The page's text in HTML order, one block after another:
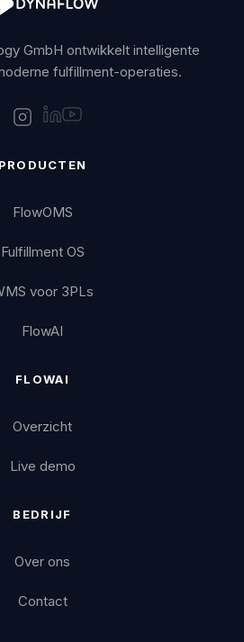
GmbH ontwikkelt intelligente
fulfillment-operaties.
PRODUCTEN
FlowOMS
Fulfillment OS
voor 3PLs
FlowAI
FLOWAI
Overzicht
Live demo
BEDRIJF
Over ons
Contact